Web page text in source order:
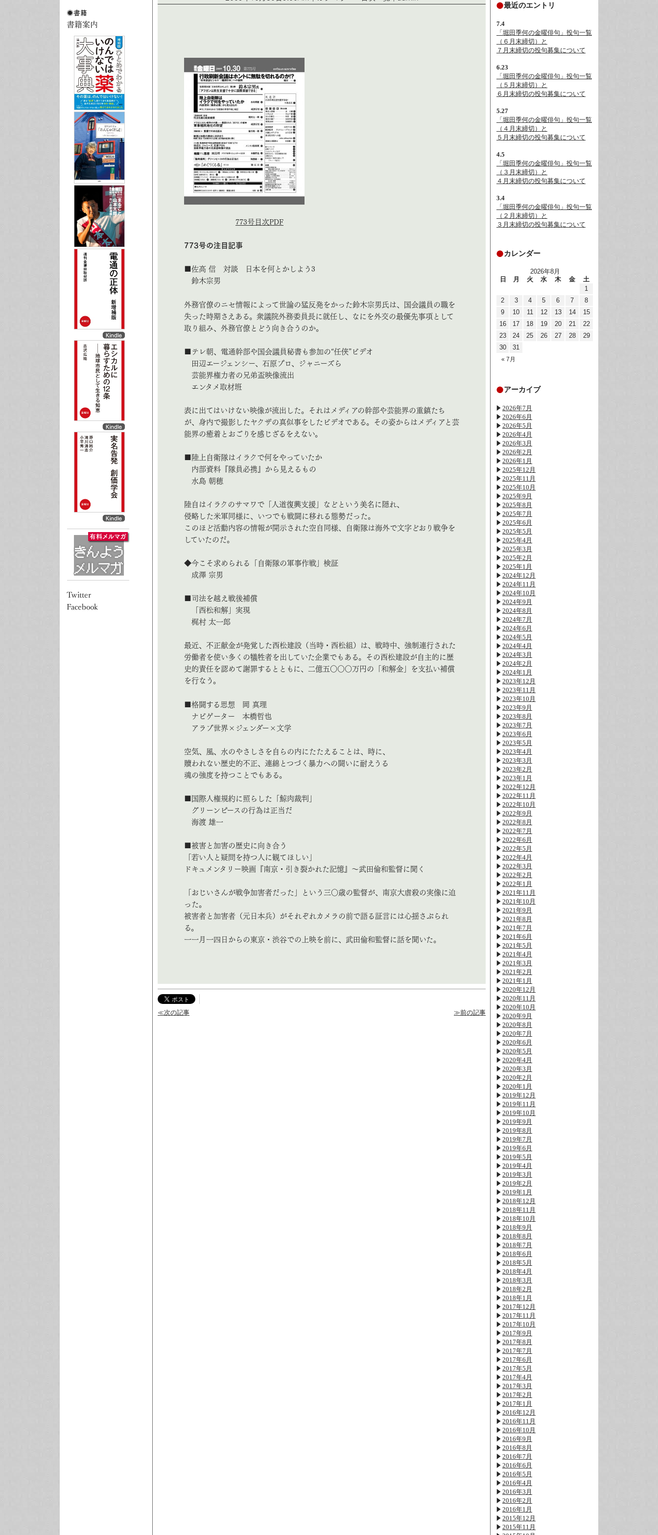
773号目次PDF
773号の注目記事
■佐高 信 対談 日本を何とかしよう3
鈴木宗男
外務官僚のニセ情報によって世論の猛反発をかった鈴木宗男氏は、国会議員の職を
失った時期さえある。衆議院外務委員長に就任し、なにを外交の最優先事項として
取り組み、外務官僚とどう向き合うのか。
■テレ朝、電通幹部や国会議員秘書も参加の“任侠”ビデオ
田辺エージェンシー、石原プロ、ジャニーズら
芸能界権力者の兄弟盃映像流出
エンタメ取材班
表に出てはいけない映像が流出した。それはメディアの幹部や芸能界の重鎮たち
が、身内で撮影したヤクザの真似事をしたビデオである。その姿からはメディアと芸
能界の癒着とおごりを感じざるをえない。
■陸上自衛隊はイラクで何をやっていたか
内部資料『隊員必携』から見えるもの
水島 朝穂
陸自はイラクのサマワで「人道復興支援」などという美名に隠れ、
侵略した米軍同様に、いつでも戦闘に移れる態勢だった。
このほど活動内容の情報が開示された空自同様、自衛隊は海外で文字どおり戦争を
していたのだ。
◆今こそ求められる「自衛隊の軍事作戦」検証
成澤 宗男
■司法を越え戦後補償
「西松和解」実現
梶村 太一郎
最近、不正献金が発覚した西松建設（当時・西松組）は、戦時中、強制連行された
労働者を使い多くの犠牲者を出していた企業でもある。その西松建設が自主的に歴
史的責任を認めて謝罪するとともに、二億五〇〇〇万円の「和解金」を支払い補償
を行なう。
■格闘する思想 岡 真理
ナビゲーター 本橋哲也
アラブ世界×ジェンダー×文学
空気、風、水のやさしさを自らの内にたたえることは、時に、
贖われない歴史的不正、連綿とつづく暴力への闘いに耐えうる
魂の強度を持つことでもある。
■国際人権規約に照らした「鯨肉裁判」
グリーンピースの行為は正当だ
海渡 雄一
■被害と加害の歴史に向き合う
「若い人と疑問を持つ人に観てほしい」
ドキュメンタリー映画『南京・引き裂かれた記憶』～武田倫和監督に聞く
「おじいさんが戦争加害者だった」という三〇歳の監督が、南京大虐殺の実像に迫
った。
被害者と加害者（元日本兵）がそれぞれカメラの前で語る証言には心揺さぶられ
る。
一一月一四日からの東京・渋谷での上映を前に、武田倫和監督に話を聞いた。
≪次の記事 ≫前の記事
最近のエントリ
7.4
「堀田季何の金曜俳句」投句一覧
（６月末締切）と
７月末締切の投句募集について
6.23
「堀田季何の金曜俳句」投句一覧
（５月末締切）と
６月末締切の投句募集について
5.27
「堀田季何の金曜俳句」投句一覧
（４月末締切）と
５月末締切の投句募集について
4.5
「堀田季何の金曜俳句」投句一覧
（３月末締切）と
４月末締切の投句募集について
3.4
「堀田季何の金曜俳句」投句一覧
（２月末締切）と
３月末締切の投句募集について
カレンダー
2026年8月
日
月 火 水 木 金 土
« 7月
1
2
3 4 5 6 7
8
9
10 11 12 13 14
15
16
17 18 19 20 21
22
23
24 25 26 27 28
29
30
31
アーカイブ
2026年7月
2026年6月
2026年5月
2026年4月
2026年3月
2026年2月
2026年1月
2025年12月
2025年11月
2025年10月
2025年9月
2025年8月
2025年7月
2025年6月
2025年5月
2025年4月
2025年3月
2025年2月
2025年1月
2024年12月
2024年11月
2024年10月
2024年9月
2024年8月
2024年7月
2024年6月
2024年5月
2024年4月
2024年3月
2024年2月
2024年1月
2023年12月
2023年11月
2023年10月
2023年9月
2023年8月
2023年7月
2023年6月
2023年5月
2023年4月
2023年3月
2023年2月
2023年1月
2022年12月
2022年11月
2022年10月
2022年9月
2022年8月
2022年7月
2022年6月
2022年5月
2022年4月
2022年3月
2022年2月
2022年1月
2021年11月
2021年10月
2021年9月
2021年8月
2021年7月
2021年6月
2021年5月
2021年4月
2021年3月
2021年2月
2021年1月
2020年12月
2020年11月
2020年10月
2020年9月
2020年8月
2020年7月
2020年6月
2020年5月
2020年4月
2020年3月
2020年2月
2020年1月
2019年12月
2019年11月
2019年10月
2019年9月
2019年8月
2019年7月
2019年6月
2019年5月
2019年4月
2019年3月
2019年2月
2019年1月
2018年12月
2018年11月
2018年10月
2018年9月
2018年8月
2018年7月
2018年6月
2018年5月
2018年4月
2018年3月
2018年2月
2018年1月
2017年12月
2017年11月
2017年10月
2017年9月
2017年8月
2017年7月
2017年6月
2017年5月
2017年4月
2017年3月
2017年2月
2017年1月
2016年12月
2016年11月
2016年10月
2016年9月
2016年8月
2016年7月
2016年6月
2016年5月
2016年4月
2016年3月
2016年2月
2016年1月
2015年12月
2015年11月